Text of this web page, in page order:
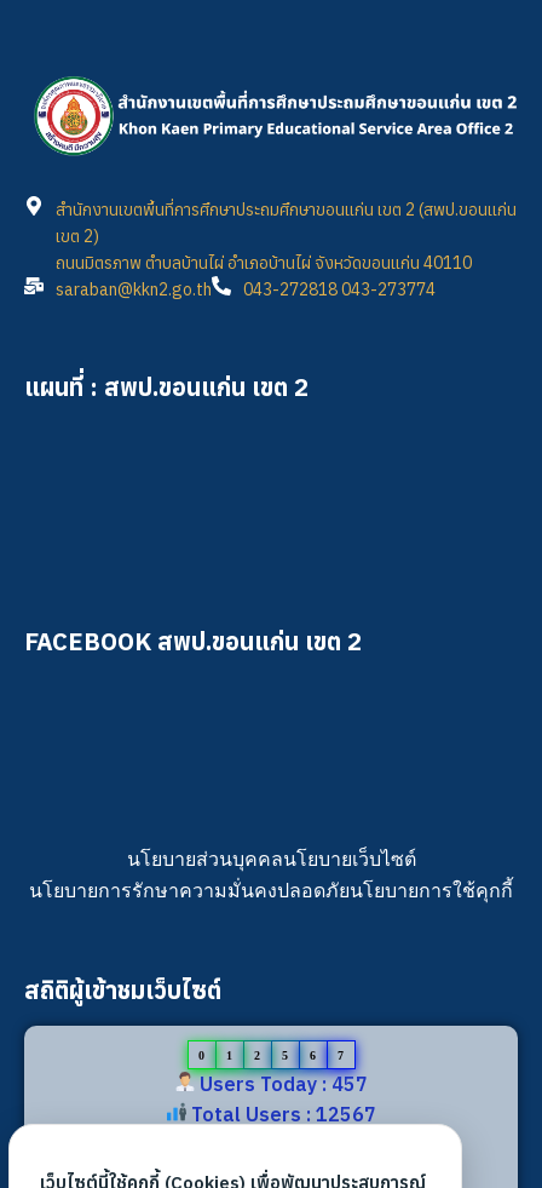
สำนักงานเขตพื้นที่การศึกษาประถมศึกษาขอนแก่น เขต 2 (สพป.ขอนแก่น
เขต 2)
ถนนมิตรภาพ ตำบลบ้านไผ่ อำเภอบ้านไผ่ จังหวัดขอนแก่น 40110
saraban@kkn2.go.th
043-272818 043-273774
แผนที่ : สพป.ขอนแก่น เขต 2
FACEBOOK สพป.ขอนแก่น เขต 2
นโยบายส่วนบุคคลนโยบายเว็บไซต์
นโยบายการรักษาความมั่นคงปลอดภัยนโยบายการใช้คุกกี้
สถิติผู้เข้าชมเว็บไซต์
0 1 2 5 6 7
Users Today : 457
Total Users : 12567
Total views : 29599
เว็บไซต์นี้ใช้คุกกี้ (Cookies) เพื่อพัฒนาประสบการณ์